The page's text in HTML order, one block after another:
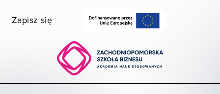
Zapisz się
Wybierz wydział
Uczelnia dostępna